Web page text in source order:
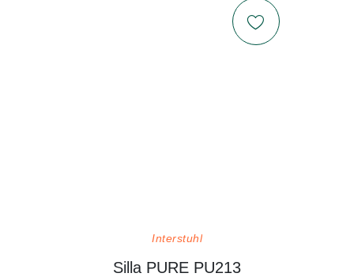
Interstuhl
Silla PURE PU213